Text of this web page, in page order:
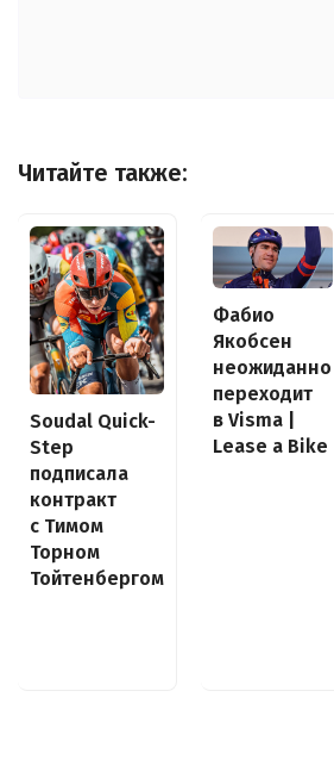
Читайте также:
Soudal Quick-
Step
подписала
контракт
с Тимом
Торном
Тойтенбергом
Фабио
Якобсен
неожиданно
переходит
в Visma |
Lease a Bike